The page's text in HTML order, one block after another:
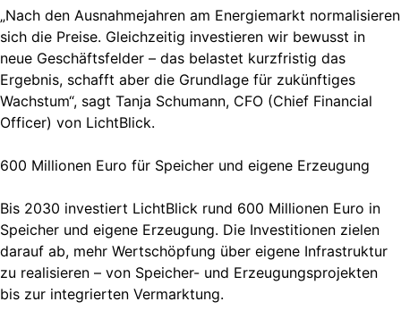
„Nach den Ausnahmejahren am Energiemarkt normalisieren
sich die Preise. Gleichzeitig investieren wir bewusst in
neue Geschäftsfelder – das belastet kurzfristig das
Ergebnis, schafft aber die Grundlage für zukünftiges
Wachstum“, sagt Tanja Schumann, CFO (Chief Financial
Officer) von LichtBlick.
600 Millionen Euro für Speicher und eigene Erzeugung
Bis 2030 investiert LichtBlick rund 600 Millionen Euro in
Speicher und eigene Erzeugung. Die Investitionen zielen
darauf ab, mehr Wertschöpfung über eigene Infrastruktur
zu realisieren – von Speicher- und Erzeugungsprojekten
bis zur integrierten Vermarktung.